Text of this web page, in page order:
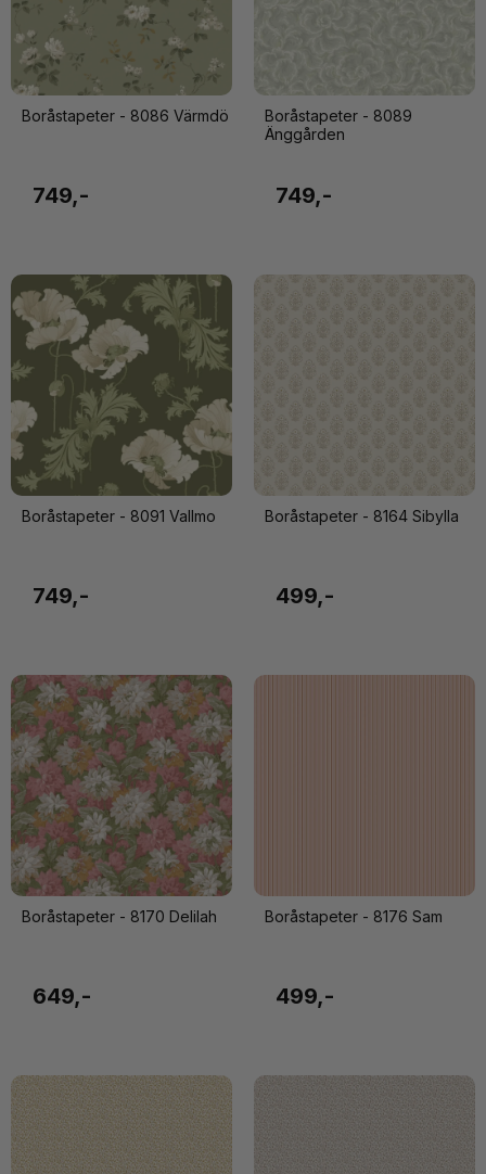
Boråstapeter - 8086 Värmdö
749,-
Boråstapeter - 8089
Änggården
749,-
Boråstapeter - 8091 Vallmo
749,-
Boråstapeter - 8164 Sibylla
499,-
Boråstapeter - 8170 Delilah
649,-
Boråstapeter - 8176 Sam
499,-